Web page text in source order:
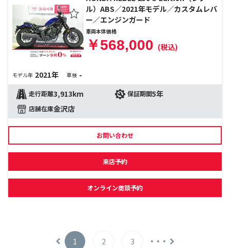
ル）ABS／2021年モデル／カスタムレバ
ー／エンジンガード
車両本体価格
￥568,000 (税込)
モデル年 2021年 車検 -
走行距離3,913km 保証期間5年
店舗在庫金沢店
お問い合わせ
来店予約
オンライン商談予約
1 2 3